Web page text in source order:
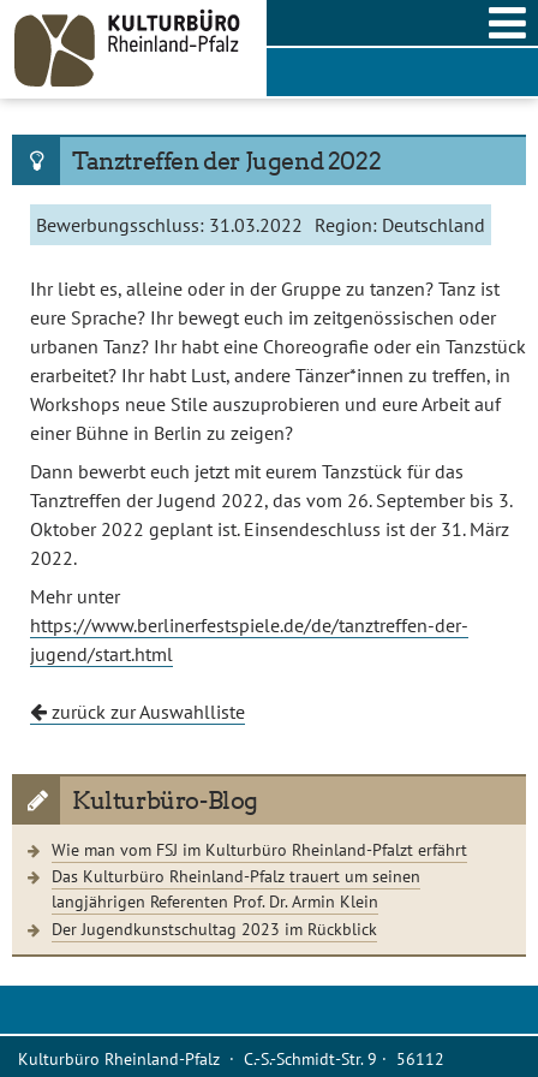
Skip
content
Tanztreffen der Jugend 2022
Bewerbungsschluss: 31.03.2022 Region: Deutschland
Ihr liebt es, alleine oder in der Gruppe zu tanzen? Tanz ist
eure Sprache? Ihr bewegt euch im zeitgenössischen oder
urbanen Tanz? Ihr habt eine Choreografie oder ein Tanzstück
erarbeitet? Ihr habt Lust, andere Tänzer*innen zu treffen, in
Workshops neue Stile auszuprobieren und eure Arbeit auf
einer Bühne in Berlin zu zeigen?
Dann bewerbt euch jetzt mit eurem Tanzstück für das
Tanztreffen der Jugend 2022, das vom 26. September bis 3.
Oktober 2022 geplant ist. Einsendeschluss ist der 31. März
2022.
Mehr unter
https://www.berlinerfestspiele.de/de/tanztreffen-der-
jugend/start.html
zurück zur Auswahlliste
Kulturbüro-Blog
Wie man vom FSJ im Kulturbüro Rheinland-Pfalzt erfährt
Das Kulturbüro Rheinland-Pfalz trauert um seinen
langjährigen Referenten Prof. Dr. Armin Klein
Der Jugendkunstschultag 2023 im Rückblick
Kulturbüro Rheinland-Pfalz · C.-S.-Schmidt-Str. 9 · 56112